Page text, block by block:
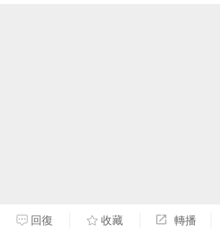
回復 收藏 轉播